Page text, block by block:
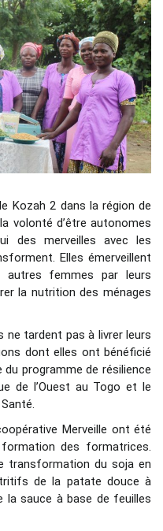
Kozah 2 dans la région de
volonté d’être autonomes
des merveilles avec les
Elles émerveillent
femmes par leurs
la nutrition des ménages
ne tardent pas à livrer leurs
dont elles ont bénéficié
programme de résilience
de l’Ouest au Togo et le
Merveille ont été
des formatrices.
transformation du soja en
de la patate douce à
la sauce à base de feuilles